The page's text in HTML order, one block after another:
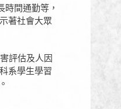
間通勤等，
著社會大眾
評估及人因
系學生學習